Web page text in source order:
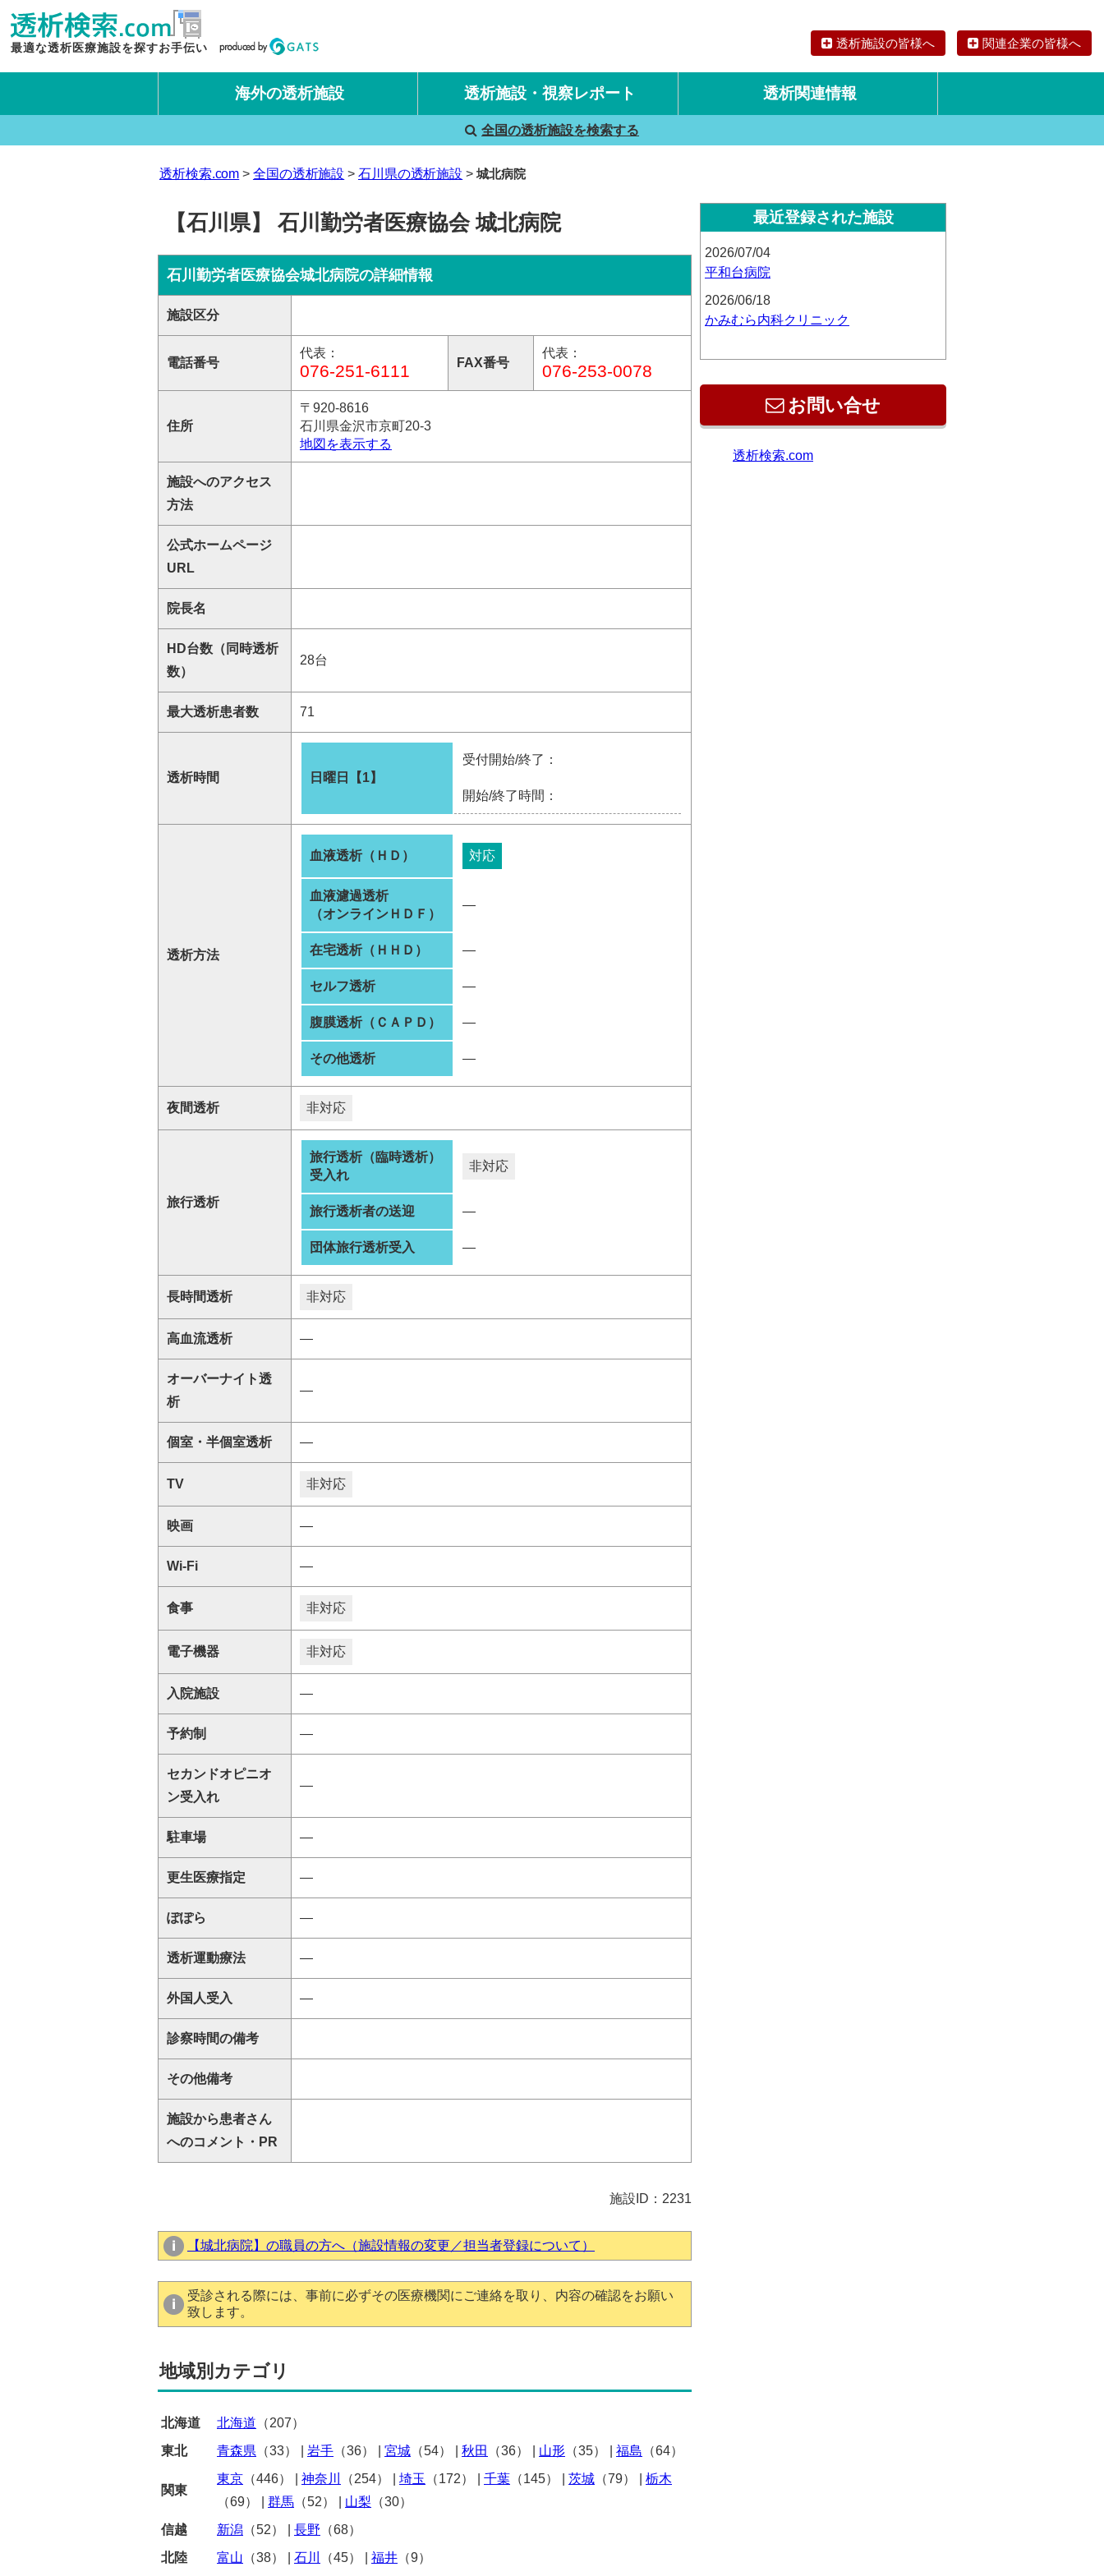
最適な透析医療施設を探すお手伝い 透析施設の皆様へ 関連企業の皆様へ
海外の透析施設 透析施設・視察レポート
国内旅行透析レポート
海外旅行透析レポート
透析関連情報
全国の透析施設を検索する
透析検索.com 全国の透析施設 石川県の透析施設 城北病院
【石川県】 石川勤労者医療協会 城北病院
石川勤労者医療協会城北病院の詳細情報
施設区分
電話番号
代表：
076-251-6111 FAX番号
代表：
076-253-0078
住所
〒920-8616
石川県金沢市京町20-3
地図を表示する
施設へのアクセス
方法
公式ホームページ
URL
院長名
HD台数（同時透析
数）
28台
最大透析患者数 71
透析時間 日曜日【1】
受付開始/終了：
開始/終了時間：
透析方法
血液透析（ＨＤ） 対応
血液濾過透析
（オンラインＨＤＦ）
―
在宅透析（ＨＨＤ） ―
セルフ透析 ―
腹膜透析（ＣＡＰＤ） ―
その他透析 ―
夜間透析 非対応
旅行透析
旅行透析（臨時透析）
受入れ
非対応
旅行透析者の送迎 ―
団体旅行透析受入 ―
長時間透析 非対応
高血流透析 ―
オーバーナイト透
析
―
個室・半個室透析 ―
TV 非対応
映画 ―
Wi-Fi ―
食事 非対応
電子機器 非対応
入院施設 ―
予約制 ―
セカンドオピニオ
ン受入れ
―
駐車場 ―
更生医療指定 ―
ぽぽら ―
透析運動療法 ―
外国人受入 ―
診察時間の備考
その他備考
施設から患者さん
へのコメント・PR
施設ID：2231
【城北病院】の職員の方へ（施設情報の変更／担当者登録について）
受診される際には、事前に必ずその医療機関にご連絡を取り、内容の確認をお願い
致します。
地域別カテゴリ
北海道 北海道 （207）
東北
青森県 （33） 岩手 （36） 宮城 （54） 秋田 （36） 山形 （35） 福島 （64）
関東
東京 （446） 神奈川 （254） 埼玉 （172） 千葉 （145） 茨城 （79）
栃木
（69）
群馬 （52） 山梨 （30）
信越
新潟 （52） 長野 （68）
北陸
富山 （38） 石川 （45） 福井 （9）
最近登録された施設
2026/07/04
平和台病院
2026/06/18
かみむら内科クリニック
お問い合せ
透析検索.com